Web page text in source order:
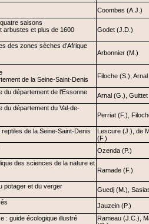
Coombes (A.J.)
saisons
arbustes et plus de 1600
Godet (J.D.)
des zones sèches d’Afrique
Arbonnier (M.)
de la Seine-Saint-Denis
Filoche (S.),
du département de l’Essonne
Arnal (G.),
du département du Val-de-
Perriat (F.),
de la Seine-Saint-Denis
Lescure (J.), de
(F.)
Ozenda (P.)
des sciences de la nature et
Ramade (F.)
potager et du verger
Guedj (M.),
Jauzein (P.)
: guide écologique illustré
Rameau (J.C.),